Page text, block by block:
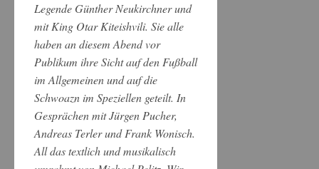
Legende Günther Neukirchner und
mit King Otar Kiteishvili. Sie alle
haben an diesem Abend vor
Publikum ihre Sicht auf den Fußball
im Allgemeinen und auf die
Schwoazn im Speziellen geteilt. In
Gesprächen mit Jürgen Pucher,
Andreas Terler und Frank Wonisch.
All das textlich und musikalisch